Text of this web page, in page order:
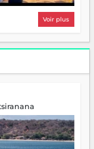
Voir plus